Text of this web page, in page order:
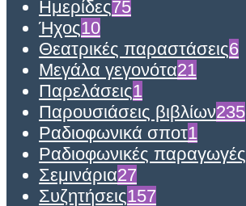
Ημερίδες75
Ήχος10
Θεατρικές παραστάσεις6
Μεγάλα γεγονότα21
Παρελάσεις1
Παρουσιάσεις βιβλίων235
Ραδιοφωνικά σποτ1
Ραδιοφωνικές παραγωγές
Σεμινάρια27
Συζητήσεις157